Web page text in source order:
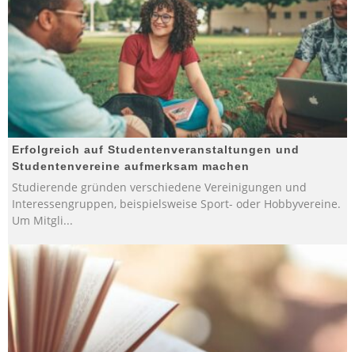
Erfolgreich auf Studentenveranstaltungen und
Studentenvereine aufmerksam machen
Studierende gründen verschiedene Vereinigungen und
Interessengruppen, beispielsweise Sport- oder Hobbyvereine.
Um Mitgli...